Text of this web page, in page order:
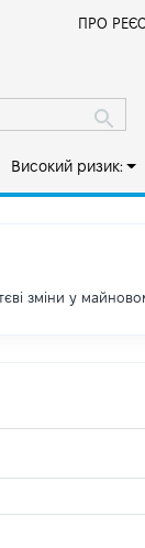
ПРО
Високий ризик:
зміни у